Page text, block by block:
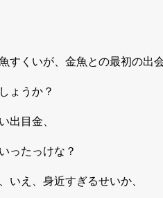
すくいが、金魚との最初の出
ょうか？
出目金、
ったっけな？
いえ、身近すぎるせいか、